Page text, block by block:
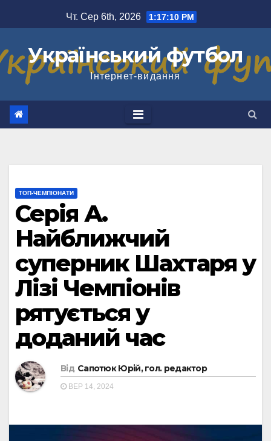
до
Чт. Сер 6th, 2026 1:17:11 PM
Український футбол
Інтернет-видання
ТОП-ЧЕМПІОНАТИ
Серія А.
Найближчий
суперник Шахтаря у
Лізі Чемпіонів
рятується у
доданий час
Від Сапотюк Юрій, гол. редактор
ВЕР 14, 2024